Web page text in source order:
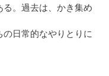
。過去は、かき集め
日常的なやりとりに